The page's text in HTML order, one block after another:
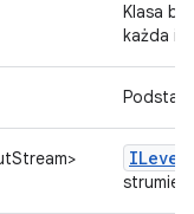
Klasa
każda